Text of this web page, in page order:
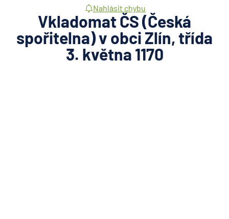
Nahlásit chybu
Vkladomat ČS (Česká
spořitelna) v obci Zlín, třída
3. května 1170